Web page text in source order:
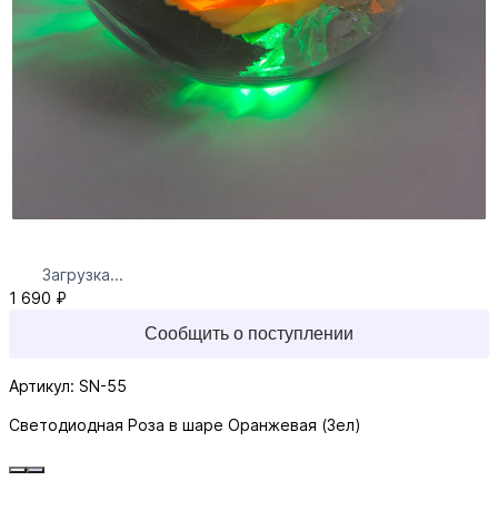
Загрузка...
1 690 ₽
Сообщить о поступлении
Артикул: SN-55
Светодиодная Роза в шаре Оранжевая (Зел)